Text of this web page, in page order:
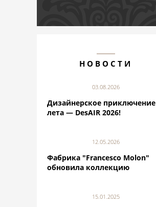
НОВОСТИ
03.08.2026
Дизайнерское приключение
лета — DesAIR 2026!
12.05.2026
Фабрика "Francesco Molon"
обновила коллекцию
15.01.2025